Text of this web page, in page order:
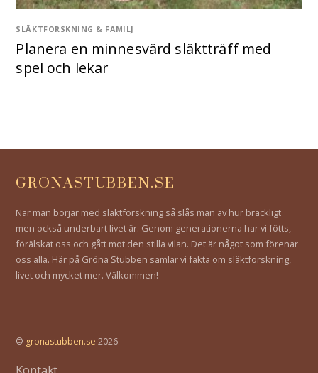
SLÄKTFORSKNING & FAMILJ
Planera en minnesvärd släktträff med
spel och lekar
GRONASTUBBEN.SE
När man börjar med släktforskning så slås man av hur bräckligt
men också underbart livet är. Genom generationerna har vi fötts,
förälskat oss och gått mot den stilla vilan. Det är något som förenar
oss alla. Här på Gröna Stubben samlar vi fakta om släktforskning,
livet och mycket mer. Välkommen!
© gronastubben.se 2026